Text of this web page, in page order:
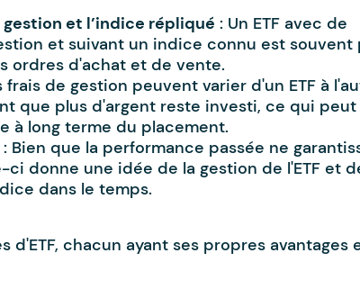
et l’indice répliqué : Un ETF avec de
et suivant un indice connu est souvent
ordres d'achat et de vente.
frais de gestion peuvent varier d'un ETF à
que plus d'argent reste investi, ce qui peut
à long terme du placement.
: Bien que la performance passée ne
donne une idée de la gestion de l'ETF et
dans le temps.
d'ETF, chacun ayant ses propres avantages